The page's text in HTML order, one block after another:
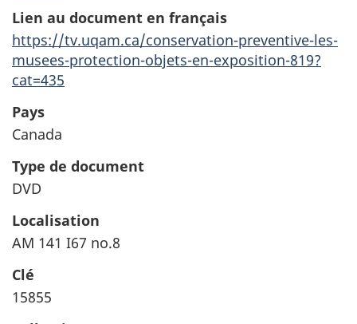
Lien au document en français
https://tv.uqam.ca/conservation-preventive-les-
musees-protection-objets-en-exposition-819?
cat=435
Pays
Canada
Type de document
DVD
Localisation
AM 141 I67 no.8
Clé
15855